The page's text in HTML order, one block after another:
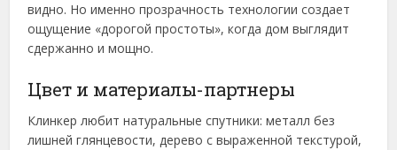
видно. Но именно прозрачность технологии создает
ощущение «дорогой простоты», когда дом выглядит
сдержанно и мощно.
Цвет и материалы-партнеры
Клинкер любит натуральные спутники: металл без
лишней глянцевости, дерево с выраженной текстурой,